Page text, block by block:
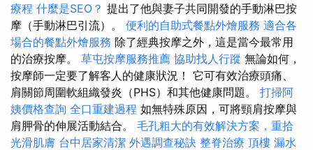
療程 什麼是SEO？ 提出了他與妻子共同開發的手動淋巴按
摩（手動淋巴引流）。 便利的自助式餐點外燴服務 適合各
場合的餐點外燴服務 除了經典按摩之外，這是當今最常用
的治療按摩。 草屯按摩服務推薦 協助找人行蹤 無論如何，
按摩師一定要了解客人的健康狀況！ 它可有效治療頭痛、
肩關節周圍軟組織發炎（PHS）和其他健康問題。 打掃阿
姨價格查詢 全口重建過程 如無特殊原因，可將頸肩按摩與
肩胛骨的伸展活動結合。 毛孔粗大的有效解決方案，重拾
光滑肌膚 台中居家清潔 外遇調查秘訣 整脊治療 頂樓 漏水